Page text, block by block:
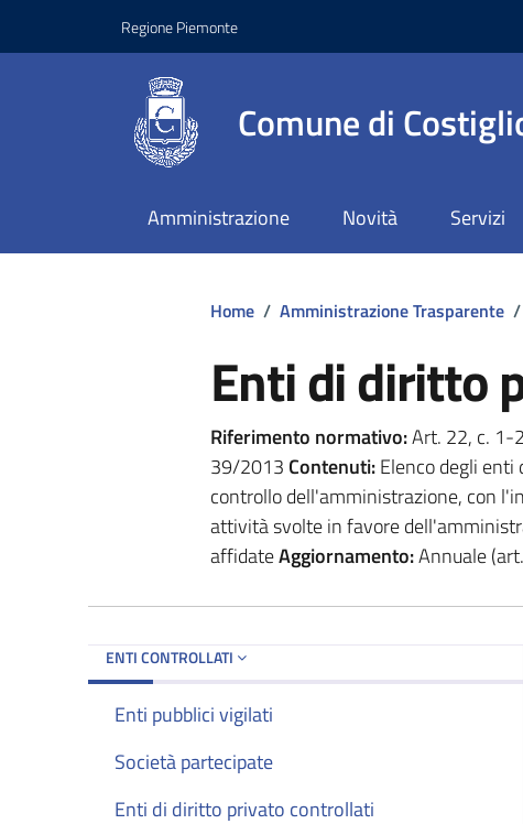
Regione Piemonte
Comune di
Amministrazione Novità Servizi
Home / Amministrazione Trasparente /
Enti di diritto
Riferimento normativo:Art. 22, c. 1-
39/2013 Contenuti:Elenco degli enti
controllo dell'amministrazione, con
attività svolte in favore
affidateAggiornamento:Annuale
ENTI CONTROLLATI
Enti pubblici vigilati
Società partecipate
Enti di diritto privato controllati